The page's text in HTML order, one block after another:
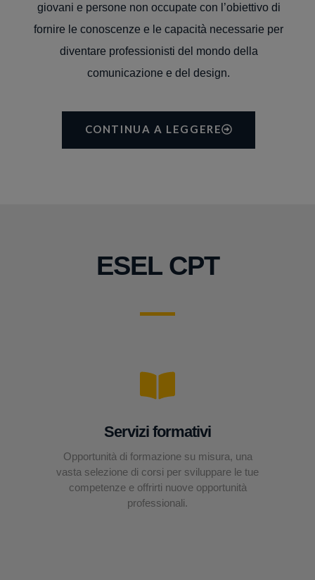
giovani e persone non occupate con l’obiettivo di
fornire le conoscenze e le capacità necessarie per
diventare professionisti del mondo della
comunicazione e del design.
CONTINUA A LEGGERE
ESEL CPT
Servizi formativi
Opportunità di formazione su misura, una
vasta selezione di corsi per sviluppare le tue
competenze e offrirti nuove opportunità
professionali.